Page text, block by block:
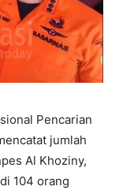
Pencarian
jumlah
Al Khoziny,
104 orang